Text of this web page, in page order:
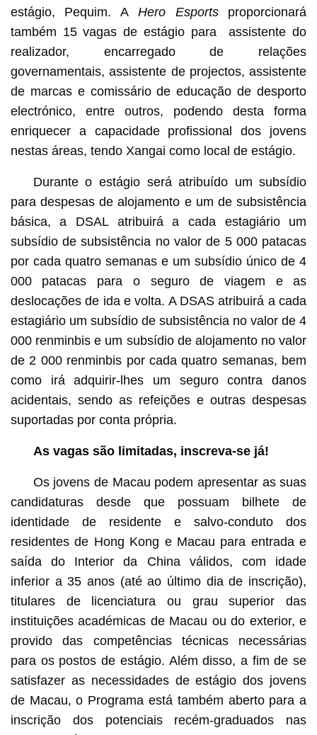
estágio, Pequim. A Hero Esportsproporcionará
também 15 vagas de estágio para assistente do
realizador, encarregado de relações
governamentais, assistente de projectos, assistente
de marcas e comissário de educação de desporto
electrónico, entre outros, podendo desta forma
enriquecer a capacidade profissional dos jovens
nestas áreas, tendo Xangai como local de estágio.
Durante o estágio será atribuído um subsídio
para despesas de alojamento e um de subsistência
básica, a DSAL atribuirá a cada estagiário um
subsídio de subsistência no valor de 5 000 patacas
por cada quatro semanas e um subsídio único de 4
000 patacas para o seguro de viagem e as
deslocações de ida e volta. A DSAS atribuirá a cada
estagiário um subsídio de subsistência no valor de 4
000 renminbis e um subsídio de alojamento no valor
de 2 000 renminbis por cada quatro semanas, bem
como irá adquirir-lhes um seguro contra danos
acidentais, sendo as refeições e outras despesas
suportadas por conta própria.
As vagas são limitadas, inscreva-se já!
Os jovens de Macau podem apresentar as suas
candidaturas desde que possuam bilhete de
identidade de residente e salvo-conduto dos
residentes de Hong Kong e Macau para entrada e
saída do Interior da China válidos, com idade
inferior a 35 anos (até ao último dia de inscrição),
titulares de licenciatura ou grau superior das
instituições académicas de Macau ou do exterior, e
provido das competências técnicas necessárias
para os postos de estágio. Além disso, a fim de se
satisfazer as necessidades de estágio dos jovens
de Macau, o Programa está também aberto para a
inscrição dos potenciais recém-graduados nas